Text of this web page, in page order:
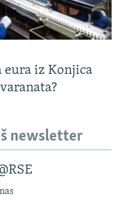
eura iz Konjica
newsletter